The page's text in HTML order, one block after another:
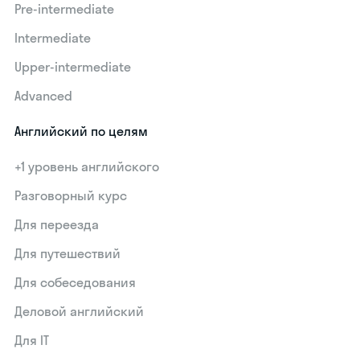
Pre-intermediate
Intermediate
Upper-intermediate
Advanced
Английский по целям
+1 уровень английского
Разговорный курс
Для переезда
Для путешествий
Для собеседования
Деловой английский
Для IT